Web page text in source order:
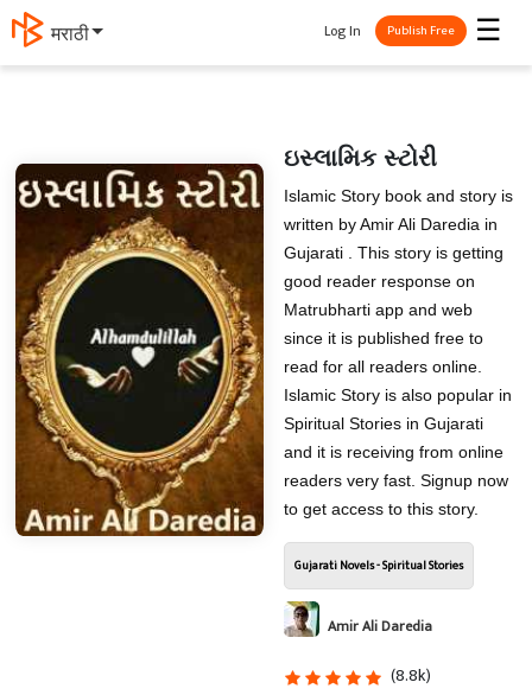
मराठी ☰
Log In Publish Free
ઇસ્લામિક સ્ટોરી
Islamic Story book and story is
written by Amir Ali Daredia in
Gujarati . This story is getting
good reader response on
Matrubharti app and web
since it is published free to
read for all readers online.
Islamic Story is also popular in
Spiritual Stories in Gujarati
and it is receiving from online
readers very fast. Signup now
to get access to this story.
Gujarati Novels - Spiritual Stories
Amir Ali Daredia
(8.8k)